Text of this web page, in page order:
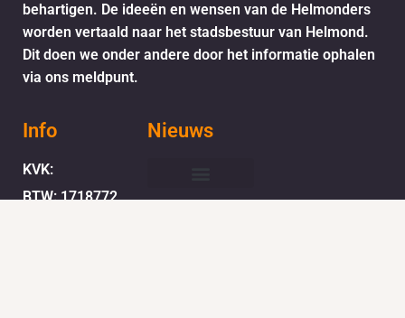
behartigen. De ideeën en wensen van de Helmonders
worden vertaald naar het stadsbestuur van Helmond.
Dit doen we onder andere door het informatie ophalen
via ons meldpunt.
Info
KVK:
BTW: 1718772
Nieuws